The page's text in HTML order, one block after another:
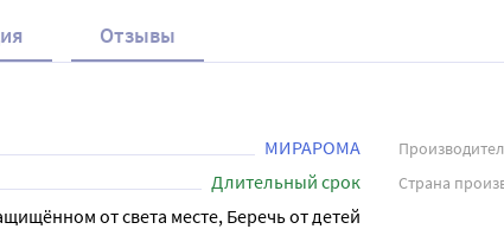
Отзывы
МИРАРОМА
Длительный срок Страна
от света месте, Беречь от детей